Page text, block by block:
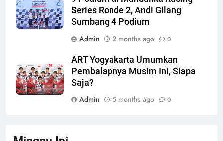
Series Ronde 2, Andi Gilang
Sumbang 4 Podium
Admin
2 months ago 0
ART Yogyakarta Umumkan
Pembalapnya Musim Ini, Siapa
Saja?
Admin
5 months ago 0